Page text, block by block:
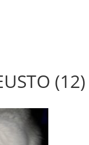
(12)